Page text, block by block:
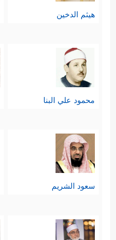
هيثم الدخين
محمود علي البنا
سعود الشريم